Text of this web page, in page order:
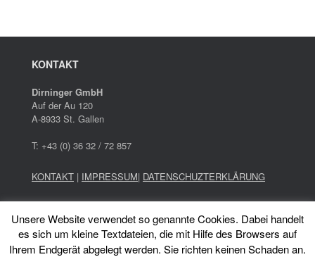
KONTAKT
Dirninger GmbH
Auf der Au 120
A-8933 St. Gallen
T: +43 (0) 36 32 / 72 857
KONTAKT | IMPRESSUM| DATENSCHUZTERKLÄRUNG
Planung und präzises Arbeiten.
Wir bieten Dachstühle, Carport, Terrassen, Zu- und
Unsere Website verwendet so genannte Cookies. Dabei handelt
es sich um kleine Textdateien, die mit Hilfe des Browsers auf
Ihrem Endgerät abgelegt werden. Sie richten keinen Schaden an.